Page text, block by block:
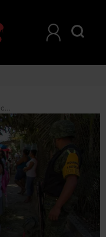
Hombres armados asaltan y cortan el cabello a alumnos y maestras en secundaria de Acapulco